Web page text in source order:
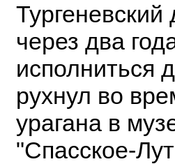
Тургеневский
через два
исполниться
рухнул во
урагана в
"Спасское-